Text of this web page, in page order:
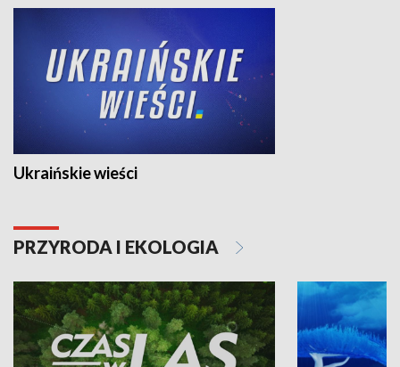
Ukraińskie wieści
PRZYRODA I EKOLOGIA